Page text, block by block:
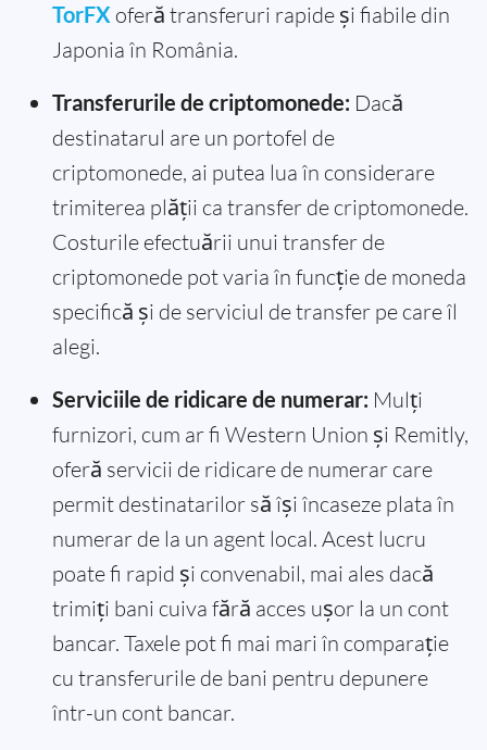
TorFX oferă transferuri rapide și fiabile din
Japonia în România.
Transferurile de criptomonede: Dacă
destinatarul are un portofel de
criptomonede, ai putea lua în considerare
trimiterea plății ca transfer de criptomonede.
Costurile efectuării unui transfer de
criptomonede pot varia în funcție de moneda
specifică și de serviciul de transfer pe care îl
alegi.
Serviciile de ridicare de numerar: Mulți
furnizori, cum ar fi Western Union și Remitly,
oferă servicii de ridicare de numerar care
permit destinatarilor să își încaseze plata în
numerar de la un agent local. Acest lucru
poate fi rapid și convenabil, mai ales dacă
trimiți bani cuiva fără acces ușor la un cont
bancar. Taxele pot fi mai mari în comparație
cu transferurile de bani pentru depunere
într-un cont bancar.